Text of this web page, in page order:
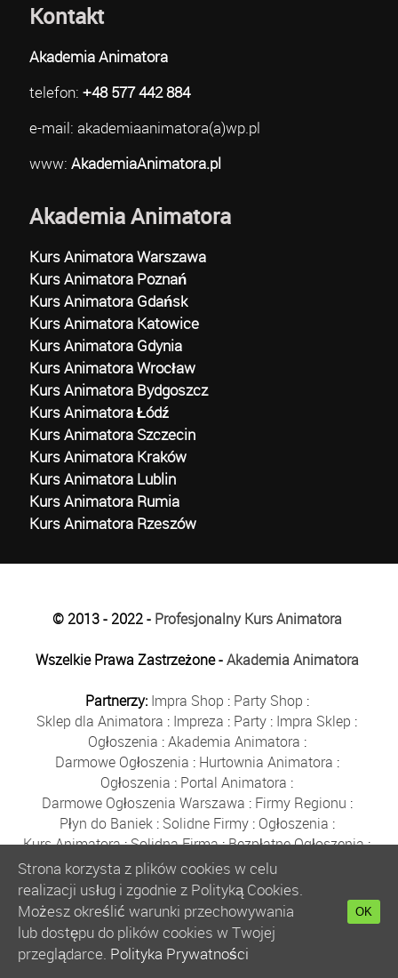
Kontakt
Akademia Animatora
telefon: +48 577 442 884
e-mail: akademiaanimatora(a)wp.pl
www: AkademiaAnimatora.pl
Akademia Animatora
Kurs Animatora Warszawa
Kurs Animatora Poznań
Kurs Animatora Gdańsk
Kurs Animatora Katowice
Kurs Animatora Gdynia
Kurs Animatora Wrocław
Kurs Animatora Bydgoszcz
Kurs Animatora Łódź
Kurs Animatora Szczecin
Kurs Animatora Kraków
Kurs Animatora Lublin
Kurs Animatora Rumia
Kurs Animatora Rzeszów
© 2013 - 2022 - Profesjonalny Kurs Animatora
Wszelkie Prawa Zastrzeżone -Akademia Animatora
Partnerzy: Impra Shop : Party Shop :
Sklep dla Animatora : Impreza : Party : Impra Sklep :
Ogłoszenia :Akademia Animatora :
Darmowe Ogłoszenia : Hurtownia Animatora :
Ogłoszenia : Portal Animatora :
Darmowe Ogłoszenia Warszawa : Firmy Regionu :
Płyn do Baniek: Solidne Firmy: Ogłoszenia :
Kurs Animatora:Solidna Firma:Bezpłatne Ogłoszenia:
Animator Czasu Wolnego:
Bezpłatne Ogłoszenia Warszawa:sklep animatora
Bańki Mydlane:Bezpłatne Ogłoszenia
Szkolenie Animatorów:Kurs Animatora
:
Kurs Animatora Warszawa :Rumia
Kurs Animatora Poznań:
Strona korzysta z plików cookies w celu
realizacji usług i zgodnie z Polityką Cookies.
Możesz określić warunki przechowywania
lub dostępu do plików cookies w Twojej
przeglądarce. Polityka Prywatności
OK